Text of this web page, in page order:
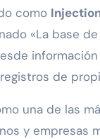
como
«La base
de
una de las
y empresas